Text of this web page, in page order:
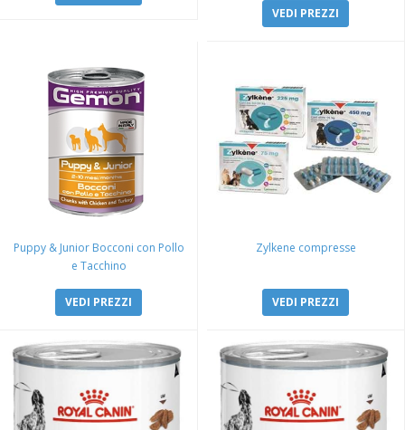
VEDI PREZZI
Puppy & Junior Bocconi con Pollo
e Tacchino
VEDI PREZZI
Zylkene compresse
VEDI PREZZI